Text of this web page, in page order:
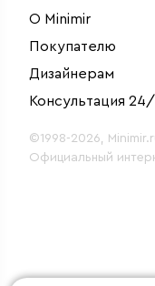
О Minimir
Покупателю
Дизайнерам
Консультация
©1998-2026,
Официальный